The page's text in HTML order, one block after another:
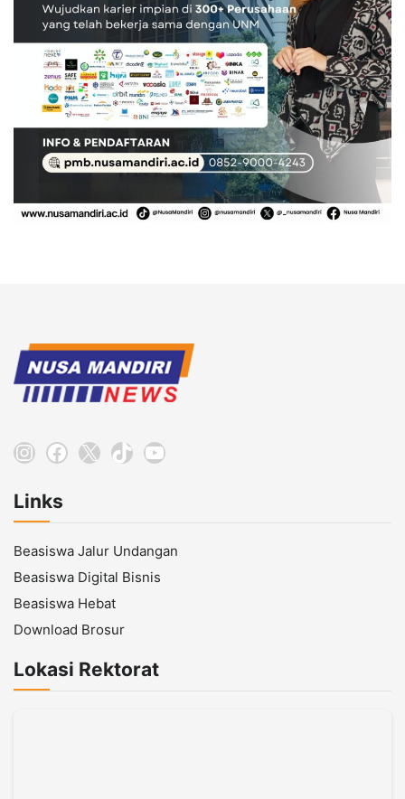
Instagram
Facebook
X TikTokYouTube
Links
Beasiswa Jalur Undangan
Beasiswa Digital Bisnis
Beasiswa Hebat
Download Brosur
Lokasi Rektorat